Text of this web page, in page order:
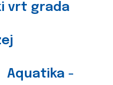
vrt grada
Aquatika -